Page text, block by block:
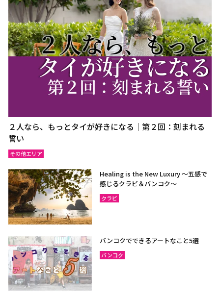
２人なら、もっとタイが好きになる｜第２回：刻まれる
誓い
その他エリア
Healing is the New Luxury ～五感で
感じるクラビ＆バンコク～
クラビ
バンコクでできるアートなこと5選
バンコク